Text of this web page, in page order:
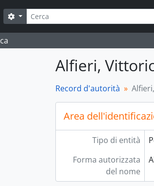
Cerca
Search options
Alfieri,
Record d'autorità
Area
Tipo di entità
Forma autorizzata
del nome